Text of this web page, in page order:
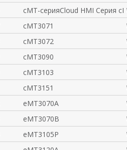
cMT-серияCloud HMI Серия
cMT3071
cMT3072
cMT3090
cMT3103
cMT3151
eMT3070A
eMT3070B
eMT3105P